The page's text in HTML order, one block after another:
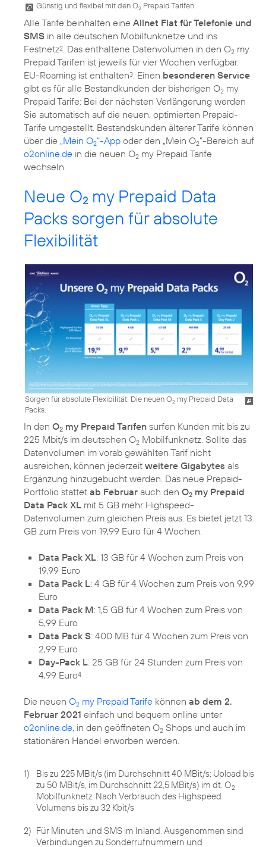
Günstig und flexibel mit den O2 Prepaid Tarifen.
Alle Tarife beinhalten eine Allnet Flat für Telefonie und
SMS in alle deutschen Mobilfunknetze und ins
Festnetz2. Das enthaltene Datenvolumen in den O2 my
Prepaid Tarifen ist jeweils für vier Wochen verfügbar.
EU-Roaming ist enthalten3. Einen besonderen Service
gibt es für alle Bestandkunden der bisherigen O2 my
Prepaid Tarife: Bei der nächsten Verlängerung werden
Sie automatisch auf die neuen, optimierten Prepaid-
Tarife umgestellt. Bestandskunden älterer Tarife können
über die „Mein O2"-App oder den „Mein O2"-Bereich auf
o2online.de in die neuen O2 my Prepaid Tarife
wechseln.
Neue O2 my Prepaid Data
Packs sorgen für absolute
Flexibilität
Sorgen für absolute Flexibilität: Die neuen O2 my Prepaid Data
Packs.
In den O2 my Prepaid Tarifen surfen Kunden mit bis zu
225 Mbit/s im deutschen O2 Mobilfunknetz. Sollte das
Datenvolumen im vorab gewählten Tarif nicht
ausreichen, können jederzeit weitere Gigabytes als
Ergänzung hinzugebucht werden. Das neue Prepaid-
Portfolio stattet ab Februar auch den O2 my Prepaid
Data Pack XL mit 5 GB mehr Highspeed-
Datenvolumen zum gleichen Preis aus. Es bietet jetzt 13
GB zum Preis von 19,99 Euro für 4 Wochen.
Data Pack XL: 13 GB für 4 Wochen zum Preis von
19,99 Euro
Data Pack L: 4 GB für 4 Wochen zum Preis von 9,99
Euro
Data Pack M: 1,5 GB für 4 Wochen zum Preis von
5,99 Euro
Data Pack S: 400 MB für 4 Wochen zum Preis von
2,99 Euro
Day-Pack L: 25 GB für 24 Stunden zum Preis von
4,99 Euro4
Die neuen O2 my Prepaid Tarife können ab dem 2.
Februar 2021 einfach und bequem online unter
o2online.de, in den geöffneten O2 Shops und auch im
stationären Handel erworben werden.
1)
Bis zu 225 MBit/s (im Durchschnitt 40 MBit/s; Upload bis
zu 50 MBit/s, im Durchschnitt 22,5 MBit/s) im dt. O2
Mobilfunknetz. Nach Verbrauch des Highspeed
Volumens bis zu 32 Kbit/s
2) Für Minuten und SMS im Inland. Ausgenommen sind
Verbindungen zu Sonderrufnummern und